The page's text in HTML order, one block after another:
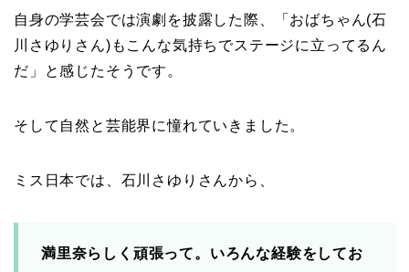
自身の学芸会では演劇を披露した際、「おばちゃん(石
川さゆりさん)もこんな気持ちでステージに立ってるん
だ」と感じたそうです。
そして自然と芸能界に憧れていきました。
ミス日本では、石川さゆりさんから、
満里奈らしく頑張って。いろんな経験をしてお